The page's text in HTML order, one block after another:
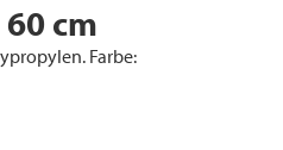
cm
Farbe: